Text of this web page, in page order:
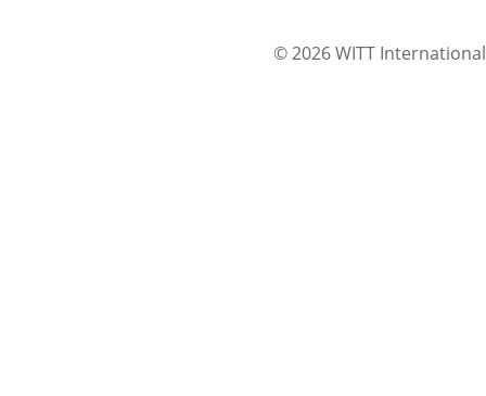
© 2026 WITT International